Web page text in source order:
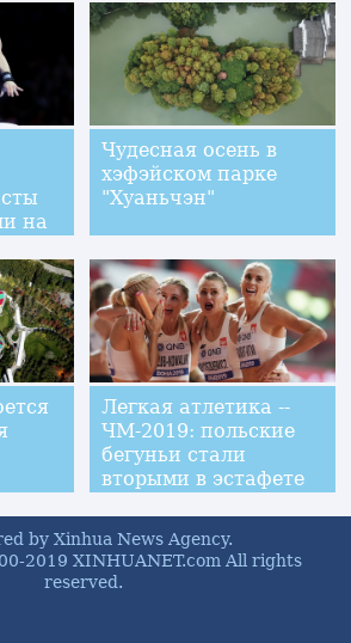
на
Чудесная осень в
хэфэйском парке
"Хуаньчэн"
Легкая атлетика --
ЧМ-2019: польские
бегуньи стали
вторыми в эстафете
by Xinhua News Agency.
2019 XINHUANET.com All rights
reserved.